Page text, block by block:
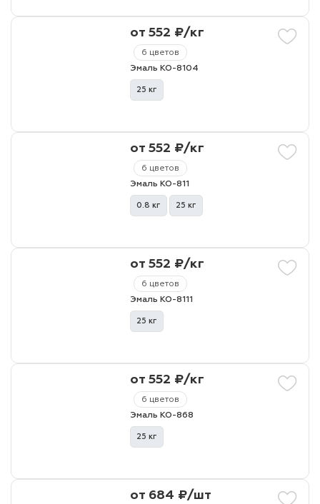
6 цветов
от 552 ₽/кг
Эмаль КО-8104
25 кг
6 цветов
от 552 ₽/кг
Эмаль КО-811
0.8 кг 25 кг
6 цветов
от 552 ₽/кг
Эмаль КО-8111
25 кг
6 цветов
от 552 ₽/кг
Эмаль КО-868
25 кг
от 684 ₽/шт